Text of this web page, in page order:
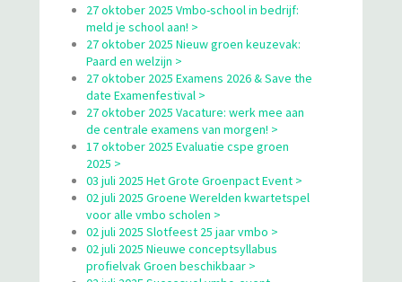
27 oktober 2025 Vmbo-school in bedrijf:
meld je school aan! >
27 oktober 2025 Nieuw groen keuzevak:
Paard en welzijn >
27 oktober 2025 Examens 2026 & Save the
date Examenfestival >
27 oktober 2025 Vacature: werk mee aan
de centrale examens van morgen! >
17 oktober 2025 Evaluatie cspe groen
2025 >
03 juli 2025 Het Grote Groenpact Event >
02 juli 2025 Groene Werelden kwartetspel
voor alle vmbo scholen >
02 juli 2025 Slotfeest 25 jaar vmbo >
02 juli 2025 Nieuwe conceptsyllabus
profielvak Groen beschikbaar >